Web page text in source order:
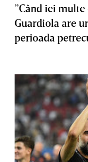
”Când iei
Guardiola are
perioada